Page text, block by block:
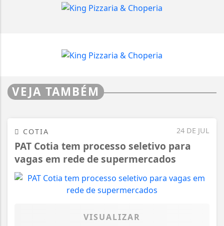
VEJA TAMBÉM
24 DE JUL
COTIA
PAT Cotia tem processo seletivo para
vagas em rede de supermercados
VISUALIZAR